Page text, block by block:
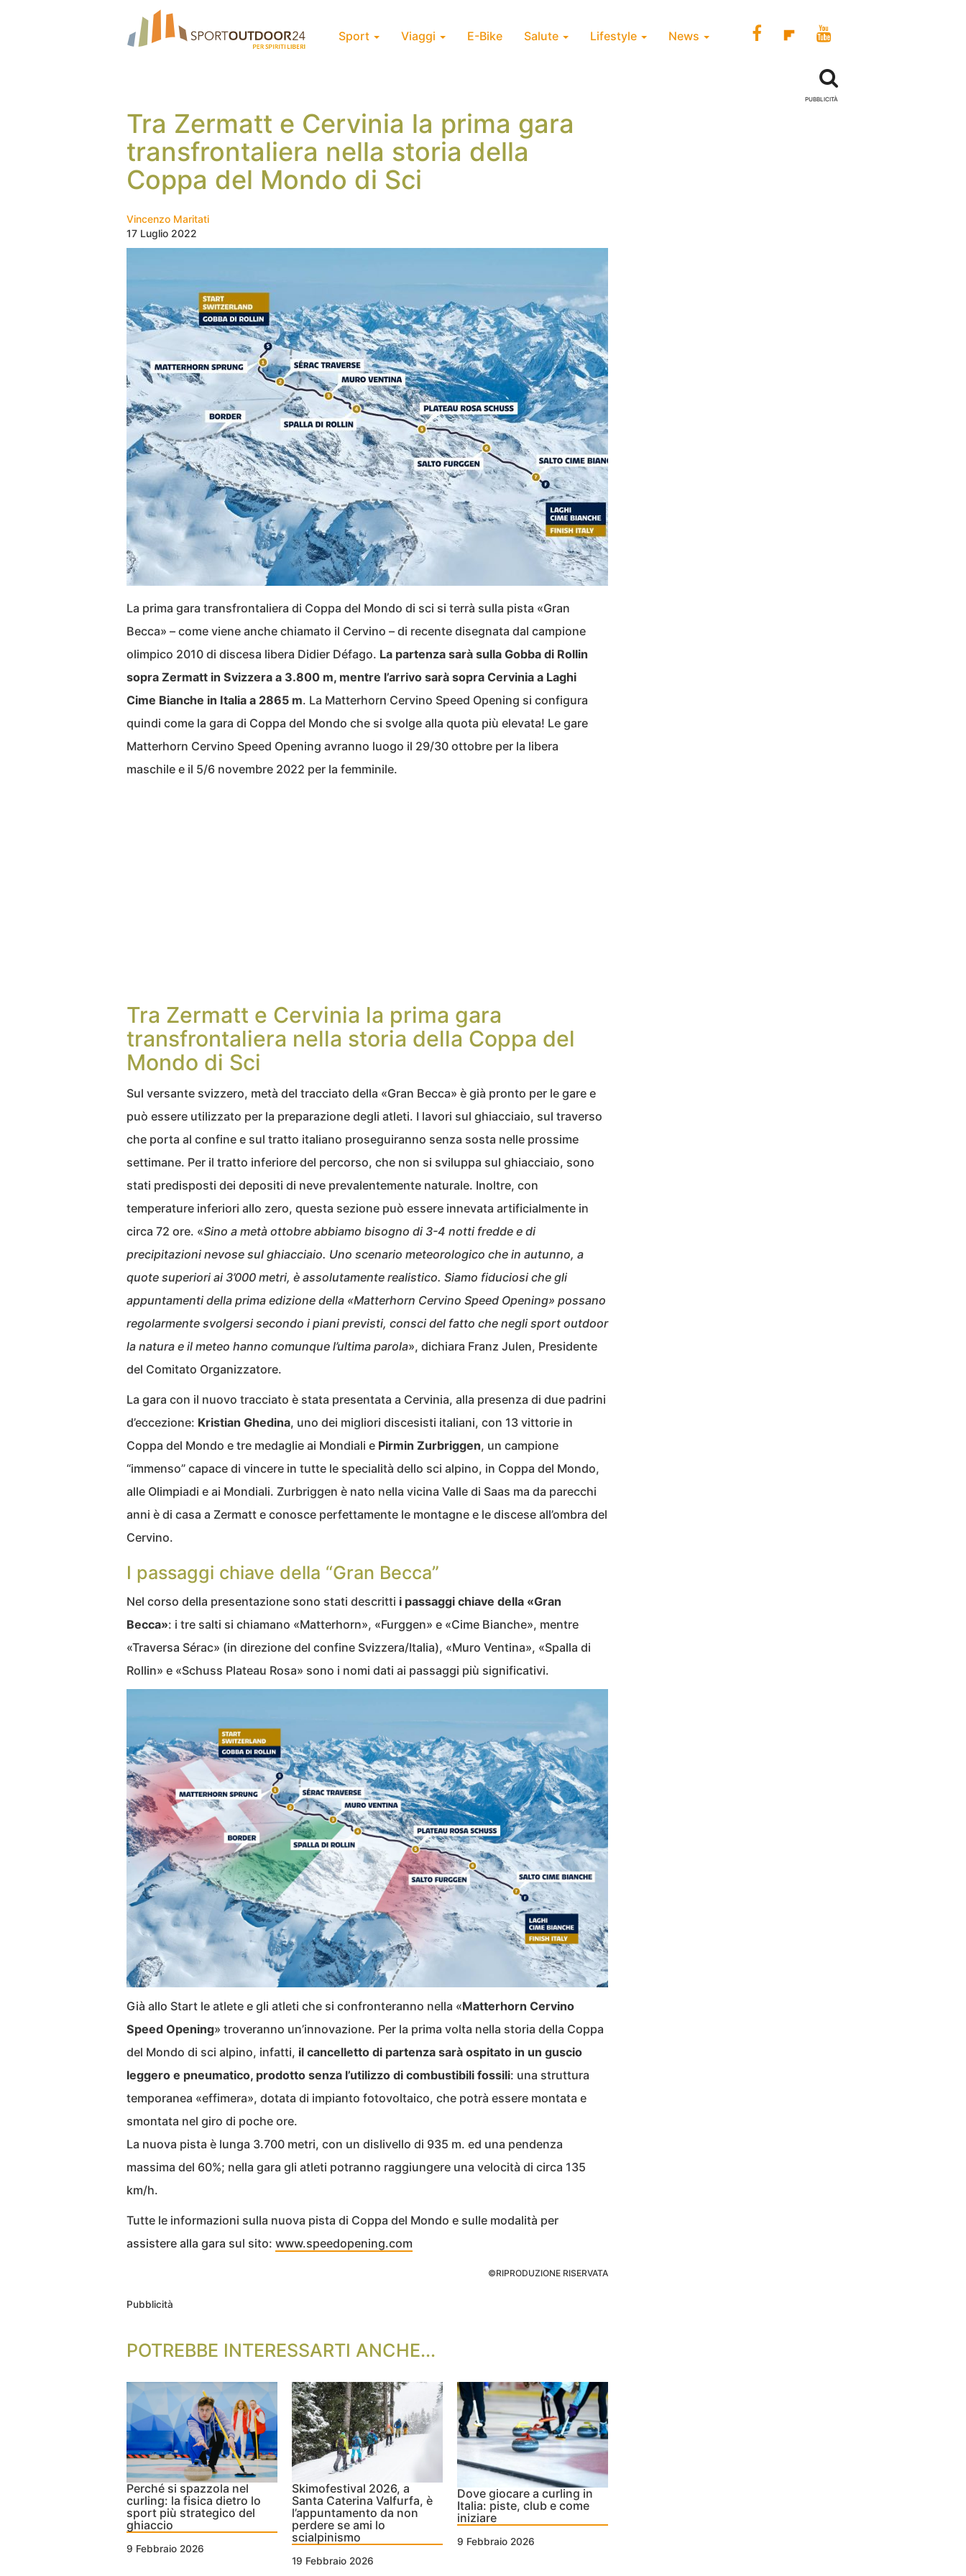
Sport Viaggi E-Bike Salute Lifestyle News
Tra Zermatt e Cervinia la prima gara
transfrontaliera nella storia della
Coppa del Mondo di Sci
Vincenzo Maritati
17 Luglio 2022
La prima gara transfrontaliera di Coppa del Mondo di sci si terrà sulla pista «Gran
Becca» – come viene anche chiamato il Cervino – di recente disegnata dal campione
olimpico 2010 di discesa libera Didier Défago. La partenza sarà sulla Gobba di Rollin
sopra Zermatt in Svizzera a 3.800 m, mentre l’arrivo sarà sopra Cervinia a Laghi
Cime Bianche in Italia a 2865 m. La Matterhorn Cervino Speed Opening si configura
quindi come la gara di Coppa del Mondo che si svolge alla quota più elevata! Le gare
Matterhorn Cervino Speed Opening avranno luogo il 29/30 ottobre per la libera
maschile e il 5/6 novembre 2022 per la femminile.
Tra Zermatt e Cervinia la prima gara
transfrontaliera nella storia della Coppa del
Mondo di Sci
Sul versante svizzero, metà del tracciato della «Gran Becca» è già pronto per le gare e
può essere utilizzato per la preparazione degli atleti. I lavori sul ghiacciaio, sul traverso
che porta al confine e sul tratto italiano proseguiranno senza sosta nelle prossime
settimane. Per il tratto inferiore del percorso, che non si sviluppa sul ghiacciaio, sono
stati predisposti dei depositi di neve prevalentemente naturale. Inoltre, con
temperature inferiori allo zero, questa sezione può essere innevata artificialmente in
circa 72 ore. «Sino a metà ottobre abbiamo bisogno di 3-4 notti fredde e di
precipitazioni nevose sul ghiacciaio. Uno scenario meteorologico che in autunno, a
quote superiori ai 3’000 metri, è assolutamente realistico. Siamo fiduciosi che gli
appuntamenti della prima edizione della «Matterhorn Cervino Speed Opening» possano
regolarmente svolgersi secondo i piani previsti, consci del fatto che negli sport outdoor
la natura e il meteo hanno comunque l’ultima parola», dichiara Franz Julen, Presidente
del Comitato Organizzatore.
La gara con il nuovo tracciato è stata presentata a Cervinia, alla presenza di due padrini
d’eccezione: Kristian Ghedina, uno dei migliori discesisti italiani, con 13 vittorie in
Coppa del Mondo e tre medaglie ai Mondiali e Pirmin Zurbriggen, un campione
“immenso” capace di vincere in tutte le specialità dello sci alpino, in Coppa del Mondo,
alle Olimpiadi e ai Mondiali. Zurbriggen è nato nella vicina Valle di Saas ma da parecchi
anni è di casa a Zermatt e conosce perfettamente le montagne e le discese all’ombra del
Cervino.
I passaggi chiave della “Gran Becca”
Nel corso della presentazione sono stati descritti i passaggi chiave della «Gran
Becca»: i tre salti si chiamano «Matterhorn», «Furggen» e «Cime Bianche», mentre
«Traversa Sérac» (in direzione del confine Svizzera/Italia), «Muro Ventina», «Spalla di
Rollin» e «Schuss Plateau Rosa» sono i nomi dati ai passaggi più significativi.
Già allo Start le atlete e gli atleti che si confronteranno nella «Matterhorn Cervino
Speed Opening» troveranno un’innovazione. Per la prima volta nella storia della Coppa
del Mondo di sci alpino, infatti, il cancelletto di partenza sarà ospitato in un guscio
leggero e pneumatico, prodotto senza l’utilizzo di combustibili fossili: una struttura
temporanea «effimera», dotata di impianto fotovoltaico, che potrà essere montata e
smontata nel giro di poche ore.
La nuova pista è lunga 3.700 metri, con un dislivello di 935 m. ed una pendenza
massima del 60%; nella gara gli atleti potranno raggiungere una velocità di circa 135
km/h.
Tutte le informazioni sulla nuova pista di Coppa del Mondo e sulle modalità per
assistere alla gara sul sito: www.speedopening.com
©RIPRODUZIONE RISERVATA
Pubblicità
POTREBBE INTERESSARTI ANCHE...
Perché si spazzola nel
curling: la fisica dietro lo
sport più strategico del
ghiaccio
9 Febbraio 2026
Skimofestival 2026, a
Santa Caterina Valfurfa, è
l’appuntamento da non
perdere se ami lo
scialpinismo
19 Febbraio 2026
Dove giocare a curling in
Italia: piste, club e come
iniziare
9 Febbraio 2026
PUBBLICITÀ